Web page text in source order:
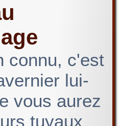
connu, c'est
lui-
vous aurez
tuyaux